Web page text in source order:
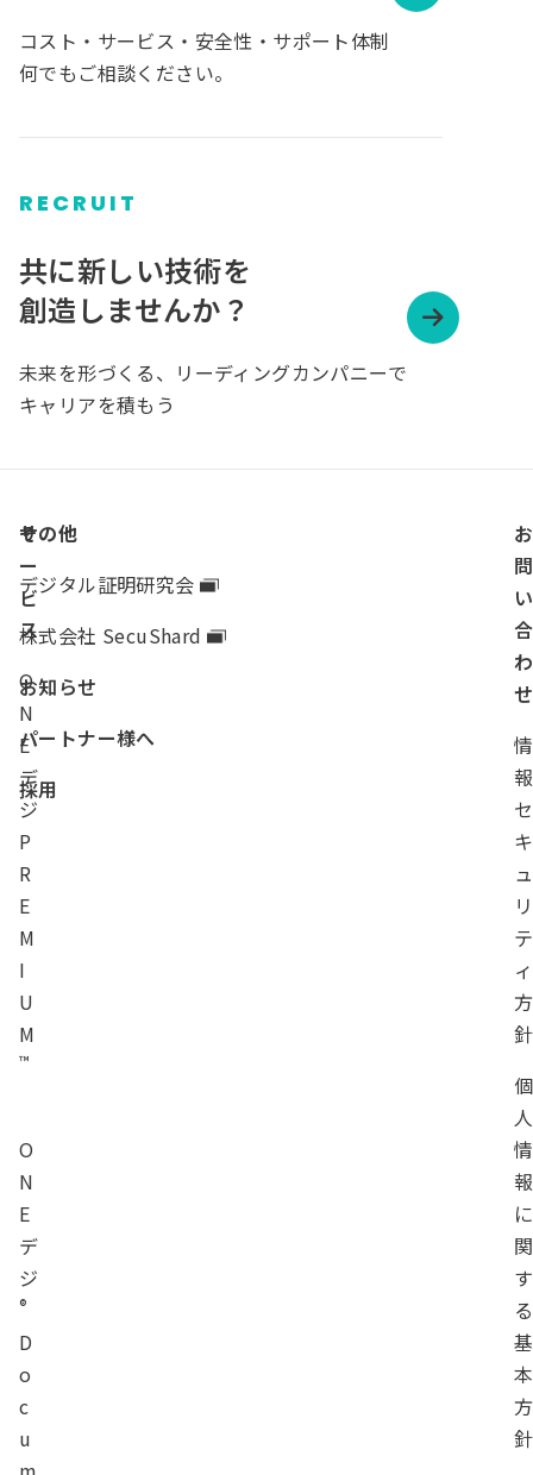
コスト・サービス・安全性・サポート体制
何でもご相談ください。
RECRUIT
共に新しい技術を
創造しませんか？
未来を形づくる、リーディングカンパニーで
キャリアを積もう
ル
ー
プ
リ
ン
ク
サ
ー
ビ
ス
O
N
E
デ
ジ
P
R
E
M
I
U
M
™
O
N
E
デ
ジ
®
D
o
c
u
その他
デジタル証明研究会
株式会社 SecuShard
お知らせ
パートナー様へ
採用
お
問
い
合
わ
せ
情
報
セ
キ
ュ
リ
テ
ィ
方
針
個
人
情
報
に
関
す
る
基
本
方
針